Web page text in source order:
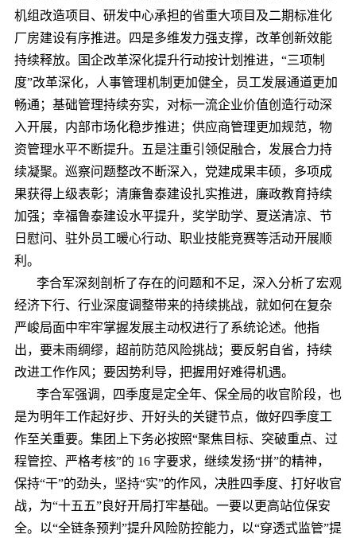
机组改造项目、研发中心承担的省重大项目及二期标准化
厂房建设有序推进。四是多维发力强支撑，改革创新效能
持续释放。国企改革深化提升行动按计划推进，“三项制
度”改革深化，人事管理机制更加健全，员工发展通道更加
畅通；基础管理持续夯实，对标一流企业价值创造行动深
入开展，内部市场化稳步推进；供应商管理更加规范，物
资管理水平不断提升。五是注重引领促融合，发展合力持
续凝聚。巡察问题整改不断深入，党建成果丰硕，多项成
果获得上级表彰；清廉鲁泰建设扎实推进，廉政教育持续
加强；幸福鲁泰建设水平提升，奖学助学、夏送清凉、节
日慰问、驻外员工暖心行动、职业技能竞赛等活动开展顺
利。
李合军深刻剖析了存在的问题和不足，深入分析了宏观
经济下行、行业深度调整带来的持续挑战，就如何在复杂
严峻局面中牢牢掌握发展主动权进行了系统论述。他指
出，要未雨绸缪，超前防范风险挑战；要反躬自省，持续
改进工作作风；要因势利导，把握用好难得机遇。
李合军强调，四季度是定全年、保全局的收官阶段，也
是为明年工作起好步、开好头的关键节点，做好四季度工
作至关重要。集团上下务必按照“聚焦目标、突破重点、过
程管控、严格考核”的 16 字要求，继续发扬“拼”的精神，
保持“干”的劲头，坚持“实”的作风，决胜四季度、打好收官
战，为“十五五”良好开局打牢基础。一要以更高站位保安
全。以“全链条预判”提升风险防控能力，以“穿透式监管”提